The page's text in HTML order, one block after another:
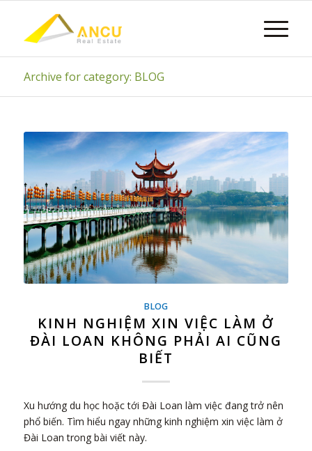
Archive for category: BLOG
BLOG
KINH NGHIỆM XIN VIỆC LÀM Ở
ĐÀI LOAN KHÔNG PHẢI AI CŨNG
BIẾT
Xu hướng du học hoặc tới Đài Loan làm việc đang trở nên
phổ biến. Tìm hiểu ngay những kinh nghiệm xin việc làm ở
Đài Loan trong bài viết này.